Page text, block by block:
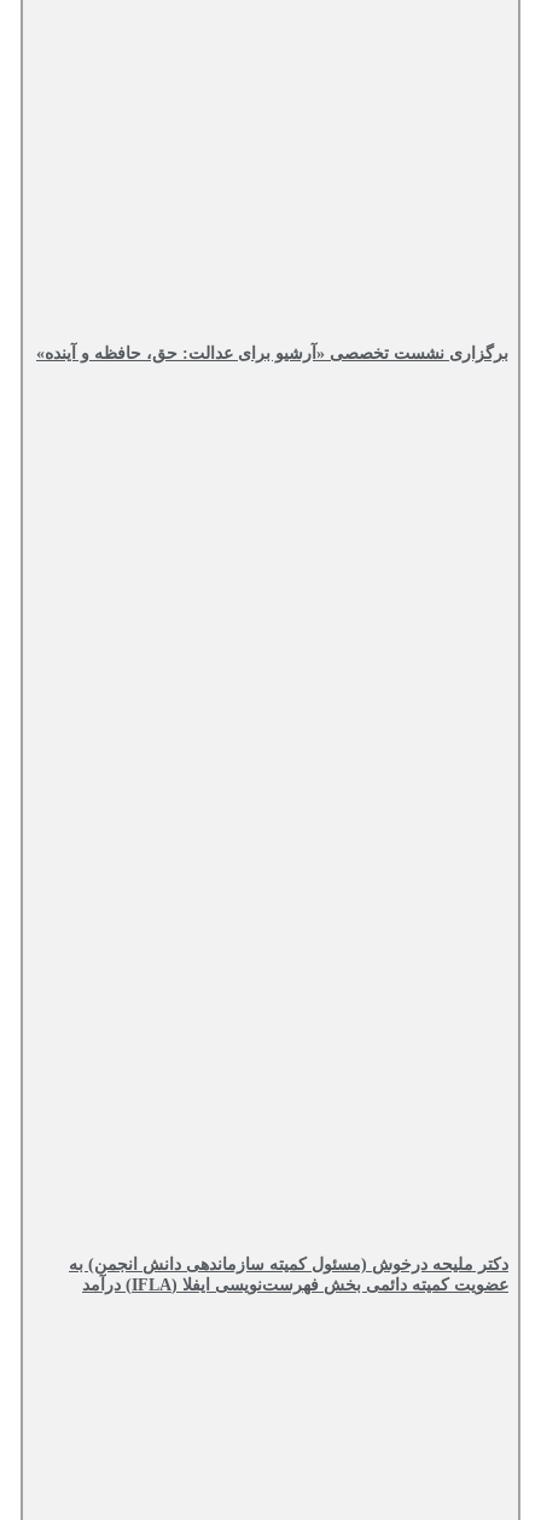
برگزاری نشست تخصصی «آرشیو برای عدالت: حق، حافظه و آینده»
دکتر ملیحه درخوش (مسئول کمیته سازماندهی دانش انجمن) به
عضویت کمیته دائمی بخش فهرست‌نویسی ایفلا (IFLA) درآمد